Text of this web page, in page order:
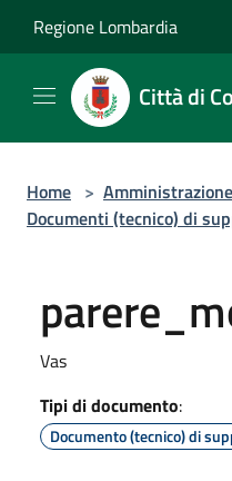
Regione Lombardia
Città di
Home > Amministrazione
Documenti (tecnico) di
Vas
Tipi di documento:
Documento (tecnico) di